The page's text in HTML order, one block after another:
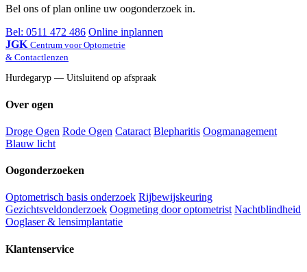
Bel ons of plan online uw oogonderzoek in.
Bel: 0511 472 486 Online inplannen
JGK Centrum voor Optometrie
& Contactlenzen
Hurdegaryp — Uitsluitend op afspraak
Over ogen
Droge Ogen Rode Ogen Cataract Blepharitis Oogmanagement
Blauw licht
Oogonderzoeken
Optometrisch basis onderzoek Rijbewijskeuring
Gezichtsveldonderzoek Oogmeting door optometrist Nachtblindheid
Ooglaser & lensimplantatie
Klantenservice